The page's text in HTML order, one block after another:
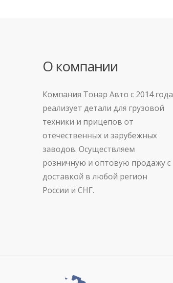
О компании
Компания Тонар Авто с 2014 года
реализует детали для грузовой
техники и прицепов от
отечественных и зарубежных
заводов. Осуществляем
розничную и оптовую продажу с
доставкой в любой регион
России и СНГ.